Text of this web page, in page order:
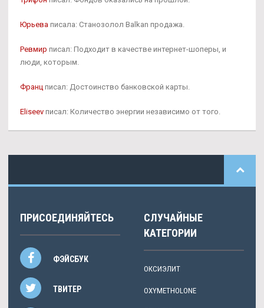
Юрьева писала: Станозолол Balkan продажа.
Ревмир писал: Подходит в качестве интернет-шоперы, и
люди, которым.
Франц писал: Достоинство банковской карты.
Eliseev писал: Количество энергии независимо от того.
ПРИСОЕДИНЯЙТЕСЬ
ФЭЙСБУК
ТВИТЕР
СЛУЧАЙНЫЕ
КАТЕГОРИИ
ОКСИЭЛИТ
OXYMETHOLONE